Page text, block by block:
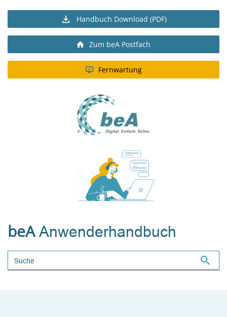
Handbuch Download (PDF)
Zum beA Postfach
Fernwartung
beAAnwenderhandbuch
Suchbegriff